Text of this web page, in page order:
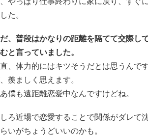
た。
、普段はかなりの距離を隔てて交際し
と言っていました。
、体力的にはキツそうだとは思うんで
羨ましく思えます。
僕も遠距離恋愛中なんですけどね。
ろ近場で恋愛することで関係がダレて
いがちょうどいいのかも。